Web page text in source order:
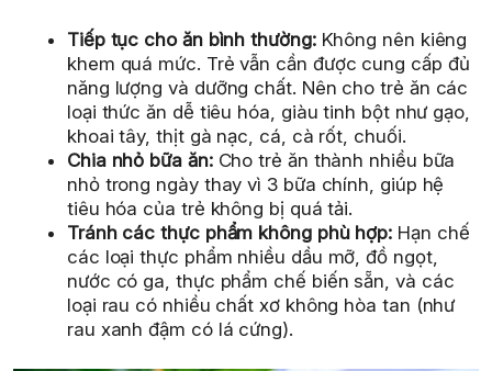
Tiếp tục cho ăn bình thường:Không nên kiêng
khem quá mức. Trẻ vẫn cần được cung cấp đủ
năng lượng và dưỡng chất. Nên cho trẻ ăn các
loại thức ăn dễ tiêu hóa, giàu tinh bột như gạo,
khoai tây, thịt gà nạc, cá, cà rốt, chuối.
Chia nhỏ bữa ăn:Cho trẻ ăn thành nhiều bữa
nhỏ trong ngày thay vì 3 bữa chính, giúp hệ
tiêu hóa của trẻ không bị quá tải.
Tránh các thực phẩm không phù hợp: Hạn chế
các loại thực phẩm nhiều dầu mỡ, đồ ngọt,
nước có ga, thực phẩm chế biến sẵn, và các
loại rau có nhiều chất xơ không hòa tan (như
rau xanh đậm có lá cứng).